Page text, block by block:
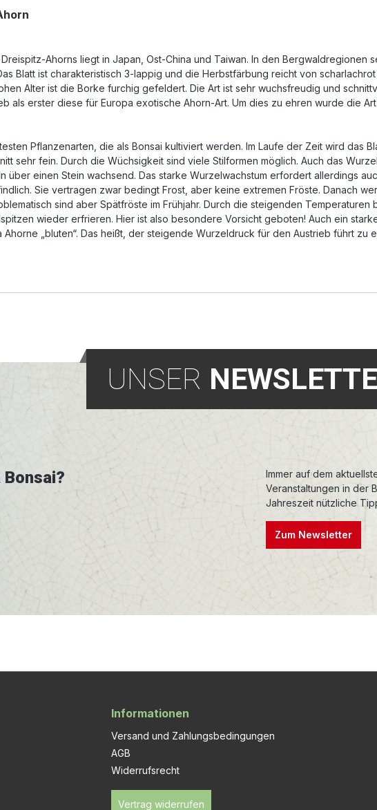
Ahorns liegt in Japan, Ost-China und Taiwan. In den Bergwaldregionen
Blatt ist charakteristisch 3-lappig und die Herbstfärbung reicht von
Alter ist die Borke furchig gefeldert. Die Art ist sehr wuchsfreudig und
als erster diese für Europa exotische Ahorn-Art. Um dies zu ehren wurde die
Pflanzenarten, die als Bonsai kultiviert werden. Im Laufe der Zeit wird das
sehr fein. Durch die Wüchsigkeit sind viele Stilformen möglich. Auch das
über einen Stein wachsend. Das starke Wurzelwachstum erfordert allerdings
Sie vertragen zwar bedingt Frost, aber keine extremen Fröste. Danach
sind aber Spätfröste im Frühjahr. Durch die steigenden
wieder erfrieren. Hier ist also besondere Vorsicht geboten! Auch ein
„bluten“. Das heißt, der steigende Wurzeldruck für den Austrieb führt
UNSER
Immer auf dem
Veranstaltungen in der
Jahreszeit nützliche
Zum Newsletter
Informationen
Versand und Zahlungsbedingungen
AGB
Widerrufsrecht
Vertrag widerrufen